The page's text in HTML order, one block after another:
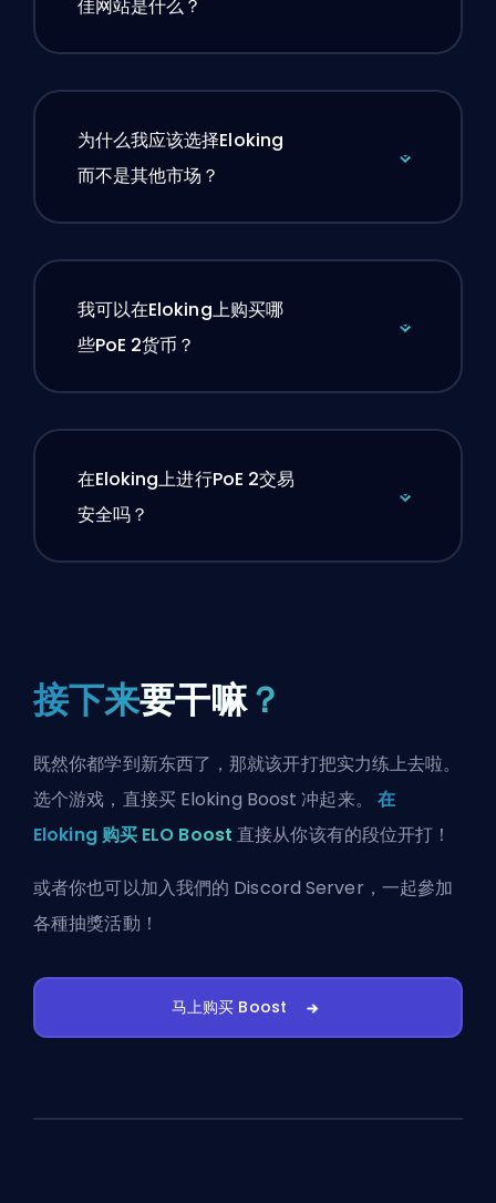
佳网站是什么？
为什么我应该选择Eloking
而不是其他市场？
我可以在Eloking上购买哪
些PoE 2货币？
在Eloking上进行PoE 2交易
安全吗？
接下来要干嘛？
既然你都学到新东西了，那就该开打把实力练上去啦。
选个游戏，直接买 Eloking Boost 冲起来。 在
Eloking 购买 ELO Boost 直接从你该有的段位开打！
或者你也可以加入我們的 Discord Server ，一起參加
各種抽獎活動！
马上购买 Boost